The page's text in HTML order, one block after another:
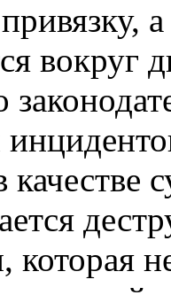
вокруг
качестве
которая